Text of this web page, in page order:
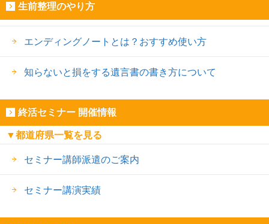
生前整理のやり方
エンディングノートとは？おすすめ使い方
知らないと損をする遺言書の書き方について
終活セミナー 開催情報
▼都道府県一覧を見る
セミナー講師派遣のご案内
セミナー講演実績